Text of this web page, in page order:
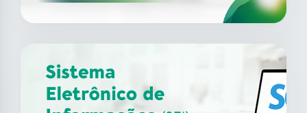
XII Fórum de Medicina do
Trabalho do CFM
14 ago
2026